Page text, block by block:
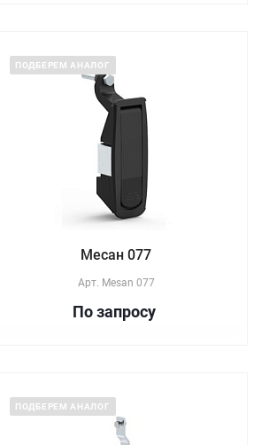
ПОДБЕРЕМ АНАЛОГ
Месан 077
Арт. Mesan 077
По запросу
ПОДБЕРЕМ АНАЛОГ